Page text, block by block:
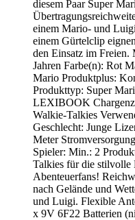
diesem Paar Super
einem Mario- und
einem Gürtelclip
den Einsatz im
Jahren Farbe(n): Rot
Mario Produktplus:
Produkttyp: Super
LEXIBOOK
Walkie-Talkies
Geschlecht: Junge
Meter
Spieler: Min.: 2
Talkies für die stilvolle
Abenteuerfans!
nach Gelände und
und Luigi. Flexible
x 9V 6F22 Batterien